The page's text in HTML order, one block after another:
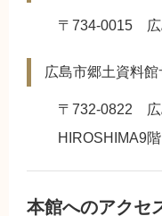
〒734-0015 広
広島市郷土資料館
〒732-0822 広
HIROSHIMA9
本館へのアクセ